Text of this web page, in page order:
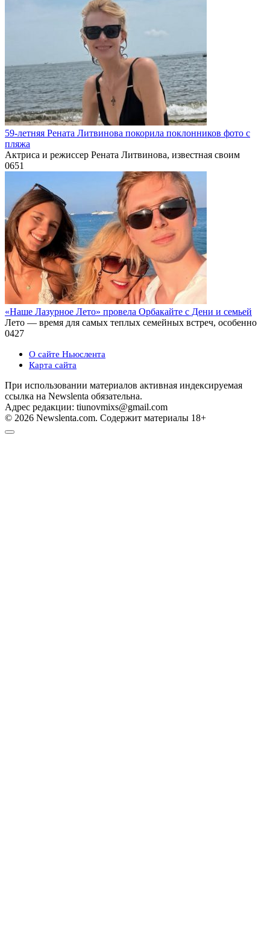
59-летняя Рената Литвинова покорила поклонников фото с
пляжа
Актриса и режиссер Рената Литвинова, известная своим
0651
«Наше Лазурное Лето» провела Орбакайте с Дени и семьей
Лето — время для самых теплых семейных встреч, особенно
0427
О сайте Ньюслента
Карта сайта
При использовании материалов активная индексируемая
ссылка на Newslenta обязательна.
Адрес редакции: tiunovmixs@gmail.com
© 2026 Newslenta.com. Содержит материалы 18+